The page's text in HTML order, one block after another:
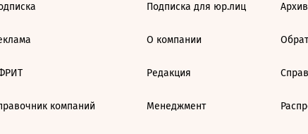
компаний
Подписка для юр.лиц
О компании
Редакция
Менеджмент
Архив